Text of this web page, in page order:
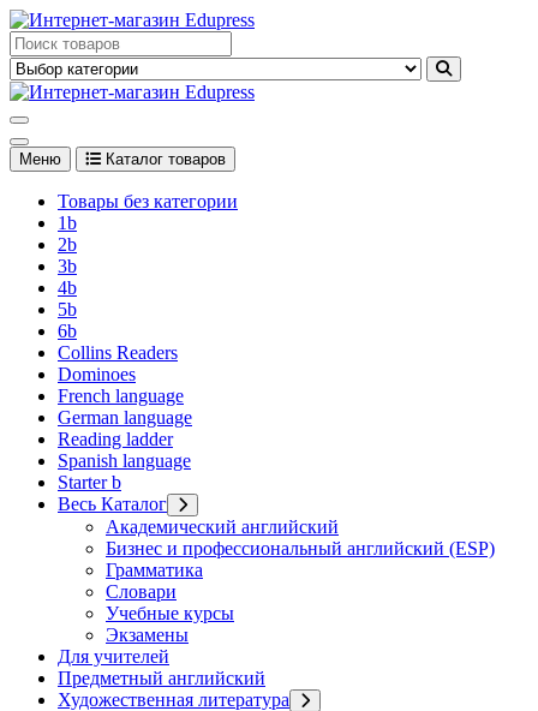
Перейти
к
содержимому
Edupress Uzbekistan, Edupress Узбекистан, книги, учебники на
английском языке
английском языке
Меню Каталог товаров
Товары без категории
1b
2b
3b
4b
5b
6b
Collins Readers
Dominoes
French language
German language
Reading ladder
Spanish language
Starter b
Весь Каталог
Академический английский
Бизнес и профессиональный английский (ESP)
Грамматика
Словари
Учебные курсы
Экзамены
Для учителей
Предметный английский
Художественная литература